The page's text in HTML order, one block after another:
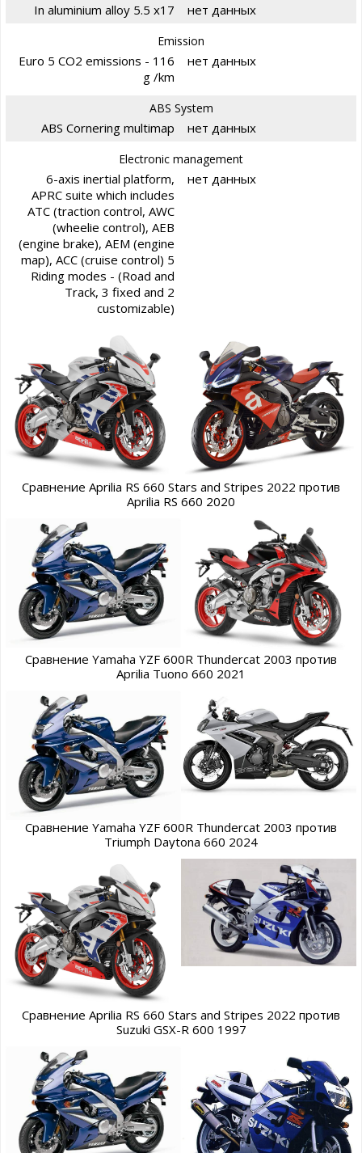
In aluminium alloy 5.5 x17 нет данных
Emission
Euro 5 CO2 emissions - 116
g /km
нет данных
ABS System
ABS Cornering multimap нет данных
Electronic management
6-axis inertial platform,
APRC suite which includes
ATC (traction control, AWC
(wheelie control), AEB
(engine brake), AEM (engine
map), ACC (cruise control) 5
Riding modes - (Road and
Track, 3 fixed and 2
customizable)
нет данных
Сравнение Aprilia RS 660 Stars and Stripes 2022 против
Aprilia RS 660 2020
Сравнение Yamaha YZF 600R Thundercat 2003 против
Aprilia Tuono 660 2021
Сравнение Yamaha YZF 600R Thundercat 2003 против
Triumph Daytona 660 2024
Сравнение Aprilia RS 660 Stars and Stripes 2022 против
Suzuki GSX-R 600 1997